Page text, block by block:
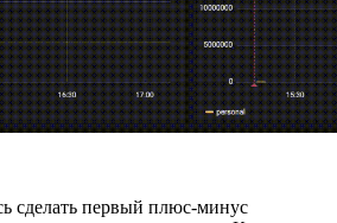
сделать первый плюс-минус